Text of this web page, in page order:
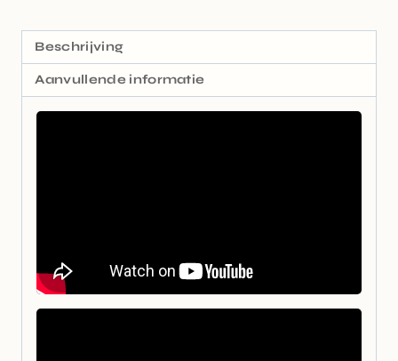
Beschrijving
Aanvullende informatie